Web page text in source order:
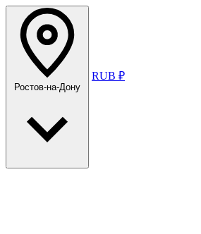
Ростов-на-Дону
RUB ₽